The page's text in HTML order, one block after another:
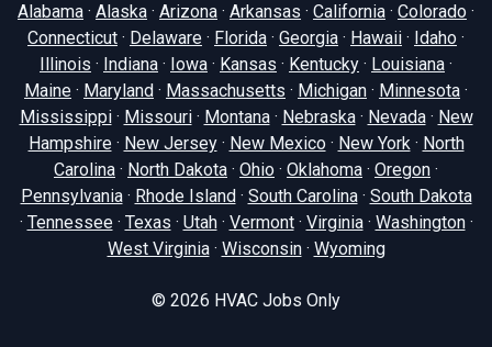
Alabama · Alaska · Arizona · Arkansas · California · Colorado ·
Connecticut · Delaware · Florida · Georgia · Hawaii · Idaho ·
Illinois · Indiana · Iowa · Kansas · Kentucky · Louisiana ·
Maine · Maryland · Massachusetts · Michigan · Minnesota ·
Mississippi· Missouri· Montana· Nebraska· Nevada· New
Hampshire· New Jersey· New Mexico· New York· North
Carolina · North Dakota · Ohio · Oklahoma · Oregon ·
Pennsylvania· Rhode Island · South Carolina· South Dakota
· Tennessee· Texas · Utah· Vermont· Virginia· Washington·
West Virginia· Wisconsin· Wyoming
© 2026 HVAC Jobs Only